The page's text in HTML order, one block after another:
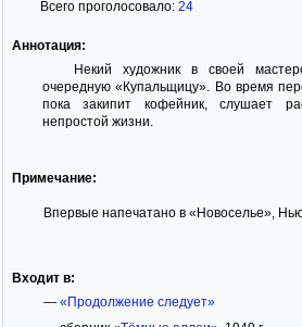
Всего проголосовало: 24
Аннотация:
Некий художник в своей
очередную «Купальщицу». Во время
пока закипит кофейник, слушает
непростой жизни.
Примечание:
Впервые напечатано в «Новоселье»,
Входит в:
— «Продолжение следует»